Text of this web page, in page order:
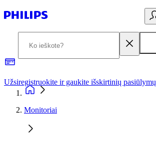
Užsiregistruokite ir gaukite išskirtinių pasiūlymų
Monitoriai